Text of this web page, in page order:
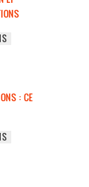
: CE